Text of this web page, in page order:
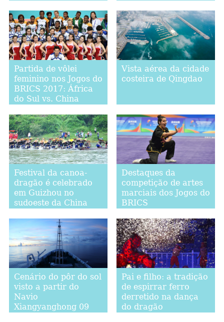
Partida de vôlei
feminino nos Jogos do
BRICS 2017: África
do Sul vs. China
Vista aérea da cidade
costeira de Qingdao
Festival da canoa-
dragão é celebrado
em Guizhou no
sudoeste da China
Destaques da
competição de artes
marciais dos Jogos do
BRICS
Cenário do pôr do sol
visto a partir do
Navio
Xiangyanghong 09
Pai e filho: a tradição
de espirrar ferro
derretido na dança
do dragão